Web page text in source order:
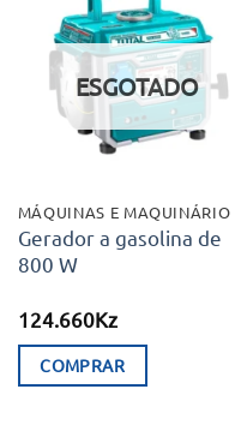
Adicionar
aos meus
desejos
ESGOTADO
Gerador a gasolina de
800 W
124.660Kz
COMPRAR